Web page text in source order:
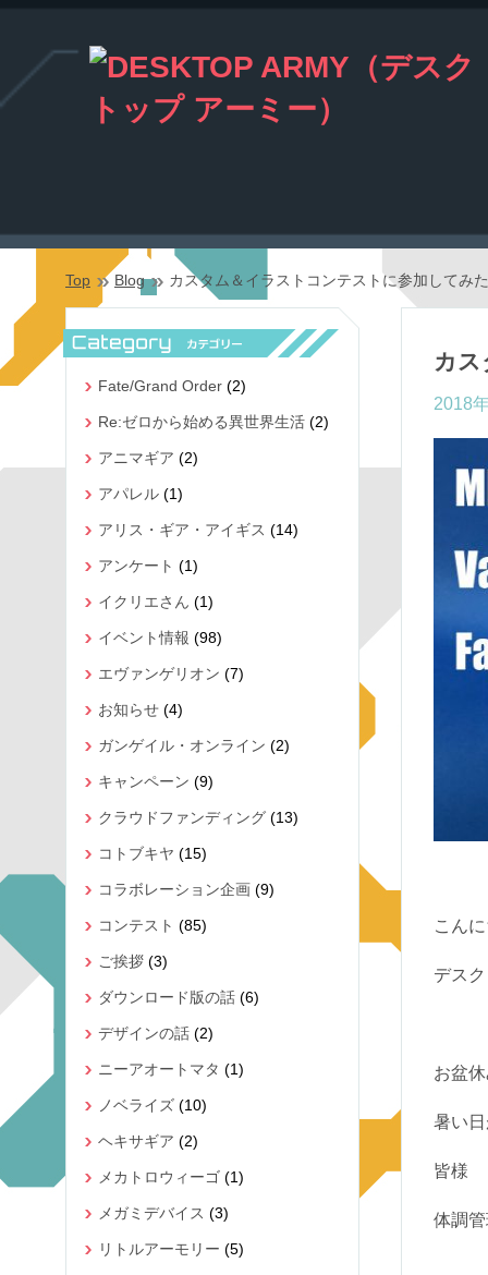
Top Blog カスタム＆イラストコンテストに参加してみ
カ
2018
こん
デス
お盆
暑い
皆様
体調
Fate/Grand Order (2)
Re:ゼロから始める異世界生活 (2)
アニマギア (2)
アパレル (1)
アリス・ギア・アイギス (14)
アンケート (1)
イクリエさん (1)
イベント情報 (98)
エヴァンゲリオン (7)
お知らせ (4)
ガンゲイル・オンライン (2)
キャンペーン (9)
クラウドファンディング (13)
コトブキヤ (15)
コラボレーション企画 (9)
コンテスト (85)
ご挨拶 (3)
ダウンロード版の話 (6)
デザインの話 (2)
ニーアオートマタ (1)
ノベライズ (10)
ヘキサギア (2)
メカトロウィーゴ (1)
メガミデバイス (3)
リトルアーモリー (5)